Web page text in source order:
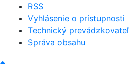
RSS
Vyhlásenie o prístupnosti
Technický prevádzkovateľ
Správa obsahu